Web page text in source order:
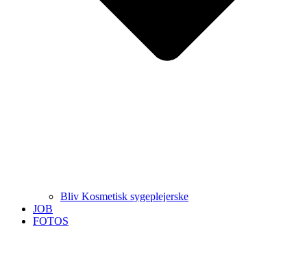
Bliv Kosmetisk sygeplejerske
JOB
FOTOS